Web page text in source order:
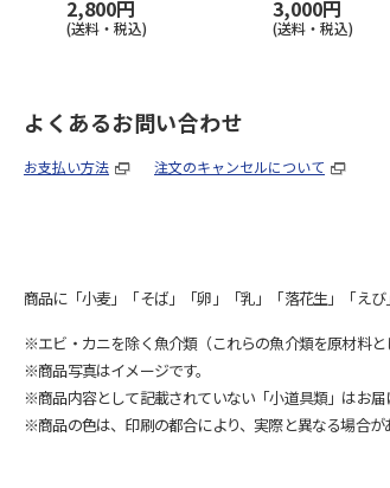
2,800円
(送料・税込)
3,000円
(送料・税込)
よくあるお問い合わせ
お支払い方法 注文のキャンセルについて
商品に「小麦」「そば」「卵」「乳」「落花生」「え
※エビ・カニを除く魚介類（これらの魚介類を原材料
※商品写真はイメージです。
※商品内容として記載されていない「小道具類」はお届
※商品の色は、印刷の都合により、実際と異なる場合が